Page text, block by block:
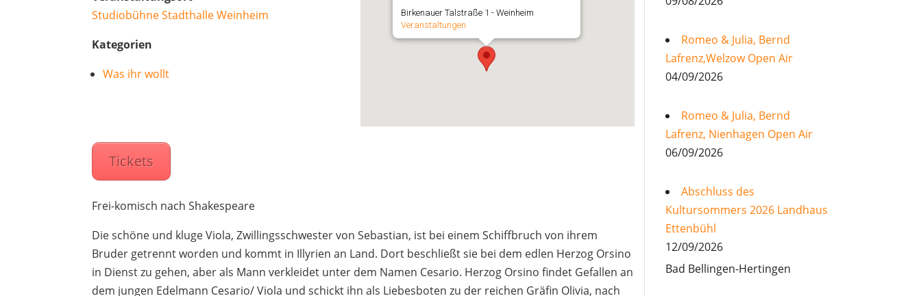
Birkenauer Talstraße 1 - Weinheim
Veranstaltungen
Studiobühne Stadthalle Weinheim
Kategorien
Was ihr wollt
Tickets
Frei-komisch nach Shakespeare
Die schöne und kluge Viola, Zwillingsschwester von Sebastian, ist bei einem Schiffbruch von ihrem
Bruder getrennt worden und kommt in Illyrien an Land. Dort beschließt sie bei dem edlen Herzog Orsino
in Dienst zu gehen, aber als Mann verkleidet unter dem Namen Cesario. Herzog Orsino findet Gefallen an
dem jungen Edelmann Cesario/ Viola und schickt ihn als Liebesboten zu der reichen Gräfin Olivia, nach
Romeo & Julia, Bernd
Lafrenz,Welzow Open Air
04/09/2026
Romeo & Julia, Bernd
Lafrenz, Nienhagen Open Air
06/09/2026
Abschluss des
Kultursommers 2026 Landhaus
Ettenbühl
12/09/2026
Bad Bellingen-Hertingen